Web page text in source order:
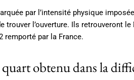
par l’intensité physique
trouver l’ouverture. Ils retrouveront
remporté par la France.
obtenu dans la